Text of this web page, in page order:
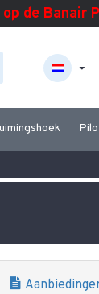
de Banair